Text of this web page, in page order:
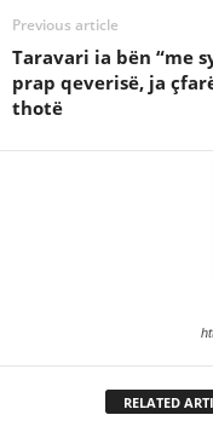
Previous article
Taravari ia bën “me
prap qeverisë, ja
thotë
RELATED